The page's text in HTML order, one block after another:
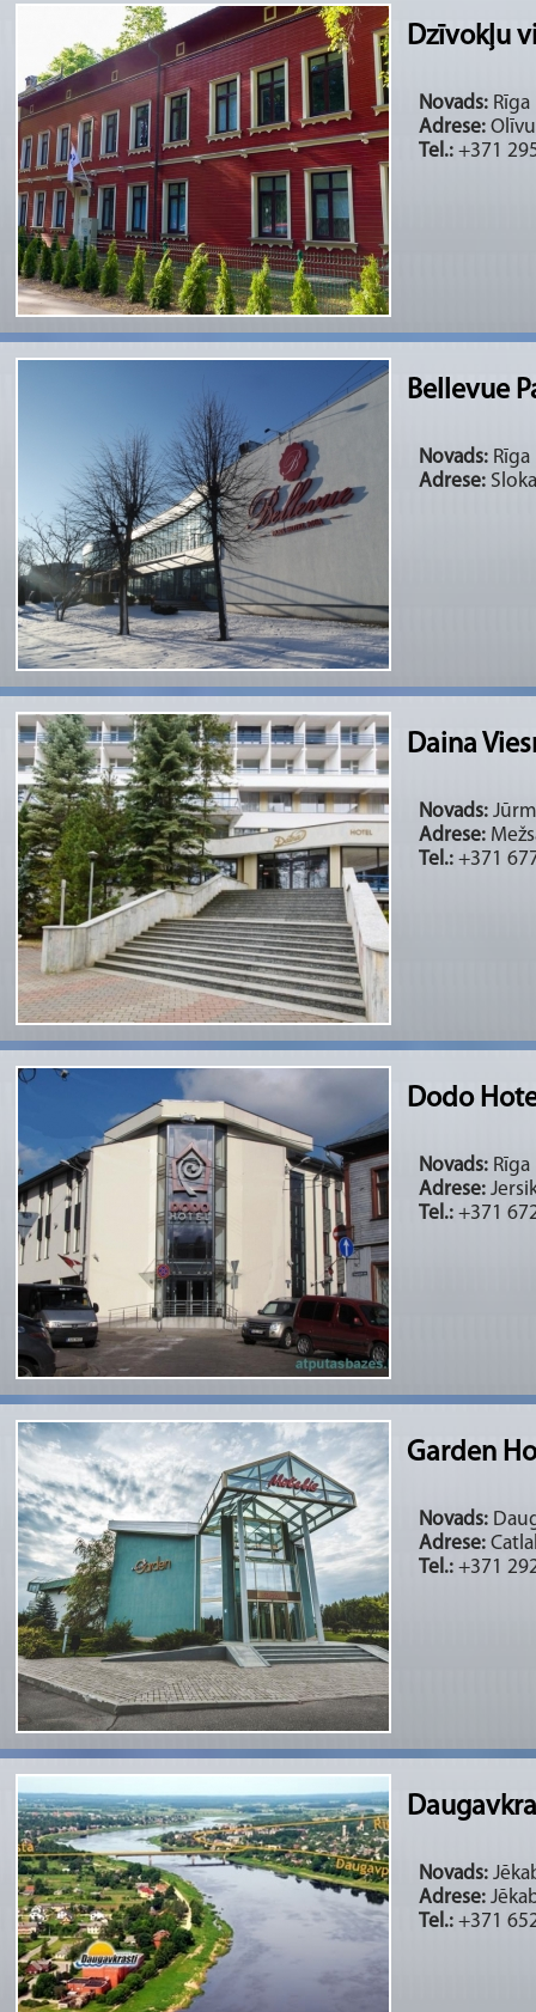
Dzīvokļu
Novads:
Adrese:
Tel.: +371
Bellevue
Novads:
Adrese:
Daina
Novads:
Adrese:
Tel.: +371
Dodo
Novads:
Adrese:
Tel.: +371
Garden
Novads:
Adrese:
Tel.: +371
Novads:
Adrese:
Tel.: +371